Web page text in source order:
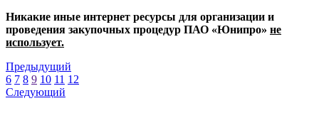
Никакие иные интернет ресурсы для организации и
проведения закупочных процедур ПАО «Юнипро» не
использует.
Предыдущий
6 7 8 9 10 11 12
Следующий